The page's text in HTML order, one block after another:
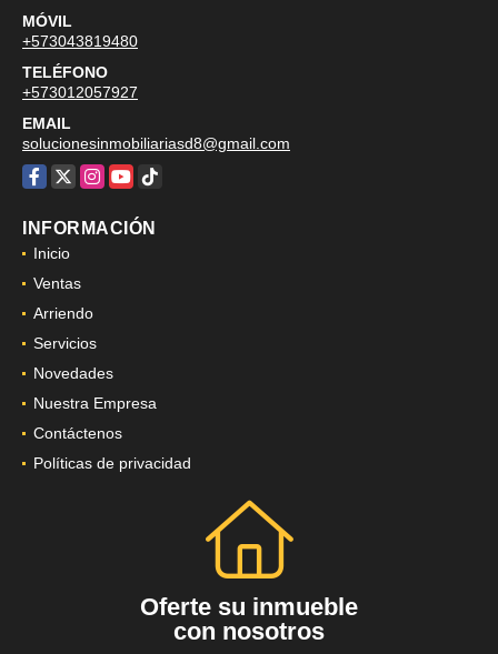
MÓVIL
+573043819480
TELÉFONO
+573012057927
EMAIL
solucionesinmobiliariasd8@gmail.com
Facebook
X Instagram
YouTube
TikTok
INFORMACIÓN
Inicio
Ventas
Arriendo
Servicios
Novedades
Nuestra Empresa
Contáctenos
Políticas de privacidad
Oferte su inmueble
con nosotros